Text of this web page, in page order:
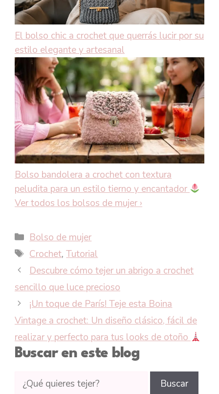
El bolso chic a crochet que querrás lucir por su
estilo elegante y artesanal
Bolso bandolera a crochet con textura
peludita para un estilo tierno y encantador
Ver todos los bolsos de mujer ›
Categorías
Bolso de mujer
Etiquetas
Crochet,Tutorial
Descubre cómo tejer un abrigo a crochet
sencillo que luce precioso
¡Un toque de París! Teje esta Boina
Vintage a crochet: Un diseño clásico, fácil de
realizar y perfecto para tus looks de otoño
Buscar en este blog
Buscar
Buscar